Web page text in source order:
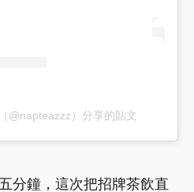
@napteazzz）分享的貼文
分鐘，這次把招牌茶飲直